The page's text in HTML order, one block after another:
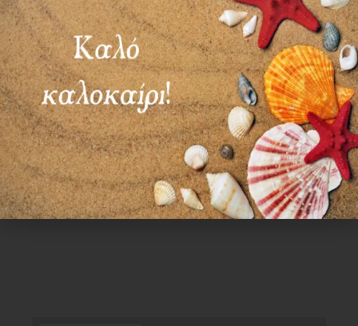
Χρήσιμα Links
Όροι Χρήσης
Πολιτική απορρήτου
Τρόποι πληρωμής
Τρόποι αποστολής